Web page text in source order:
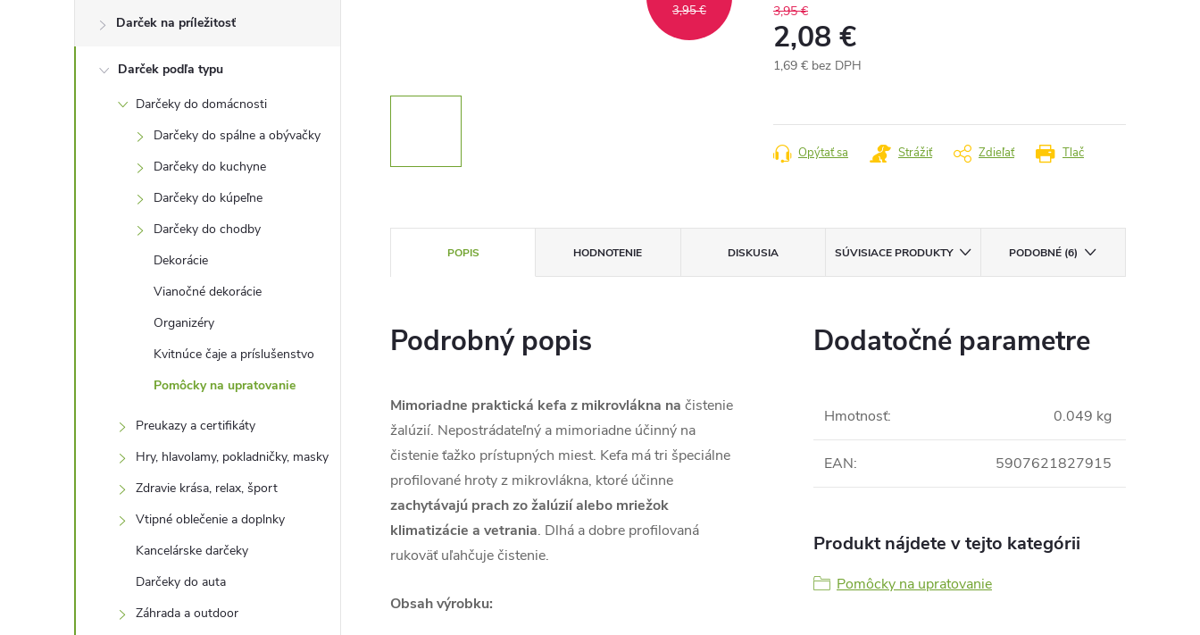
p
Darček na príležitosť
Darček podľa typu
Darčeky do domácnosti
Darčeky do spálne a obývačky
Darčeky do kuchyne
Darčeky do kúpeľne
Darčeky do chodby
Dekorácie
Vianočné dekorácie
Organizéry
Kvitnúce čaje a príslušenstvo
Pomôcky na upratovanie
Preukazy a certifikáty
Hry, hlavolamy, pokladničky, masky
Zdravie krása, relax, šport
Vtipné oblečenie a doplnky
Kancelárske darčeky
Darčeky do auta
Záhrada a outdoor
3,95 € 3,95 €
2,08 €
1,69 € bez DPH
Tlač
Opýtať sa Strážiť Zdieľať
POPIS HODNOTENIE DISKUSIA SÚVISIACE PRODUKTY PODOBNÉ (6)
Podrobný popis
Mimoriadne praktická kefa z mikrovlákna na čistenie
žalúzií. Nepostrádateľný a mimoriadne účinný na
čistenie ťažko prístupných miest. Kefa má tri špeciálne
profilované hroty z mikrovlákna, ktoré účinne
zachytávajú prach zo žalúzií alebo mriežok
klimatizácie a vetrania. Dlhá a dobre profilovaná
rukoväť uľahčuje čistenie.
Obsah výrobku:
Dodatočné parametre
Hmotnosť: 0.049 kg
EAN: 5907621827915
Produkt nájdete v tejto kategórii
Pomôcky na upratovanie